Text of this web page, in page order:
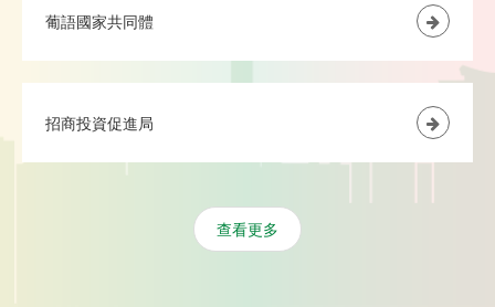
葡語國家共同體
招商投資促進局
查看更多